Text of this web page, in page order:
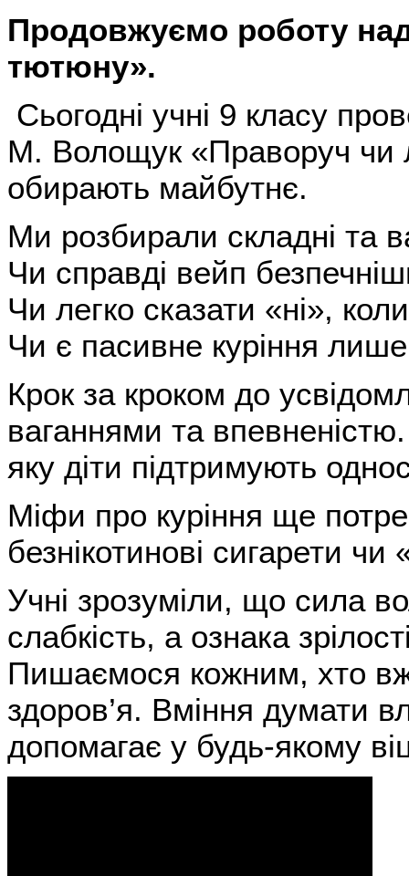
Продовжуємо роботу
тютюну».
Сьогодні учні 9 класу
М. Волощук «Праворуч чи
обирають майбутнє.
Ми розбирали складні та
Чи справді вейп
Чи легко сказати «ні»,
Чи є пасивне куріння
Крок за кроком до
ваганнями та
яку діти підтримують
Міфи про куріння ще
безнікотинові сигарети чи
Учні зрозуміли, що сила
слабкість, а ознака
Пишаємося кожним, хто
здоров’я. Вміння думати
допомагає у будь-якому